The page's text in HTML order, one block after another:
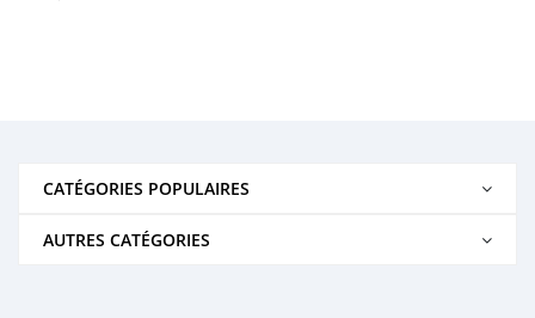
CATÉGORIES POPULAIRES
AUTRES CATÉGORIES